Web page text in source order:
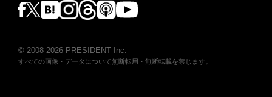
© 2008-2026 PRESIDENT Inc.
すべての画像・データについて無断転用・無断転載を禁じます。